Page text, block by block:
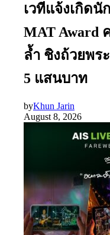
เวทีแจ้งเกิด
MAT Award
ล้ำ ชิงถ้วยพร
5 แสนบาท
byKhun Jarin
August 8, 2026